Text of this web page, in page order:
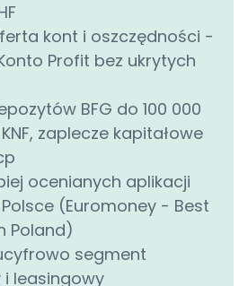
kont i oszczędności -
Profit bez ukrytych
BFG do 100 000
zaplecze kapitałowe
ocenianych aplikacji
(Euromoney - Best
Poland)
segment
leasingowy